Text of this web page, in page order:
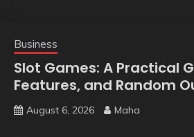
Business
Slot Games: A Practical
Features, and Random
August 6, 2026 Maha